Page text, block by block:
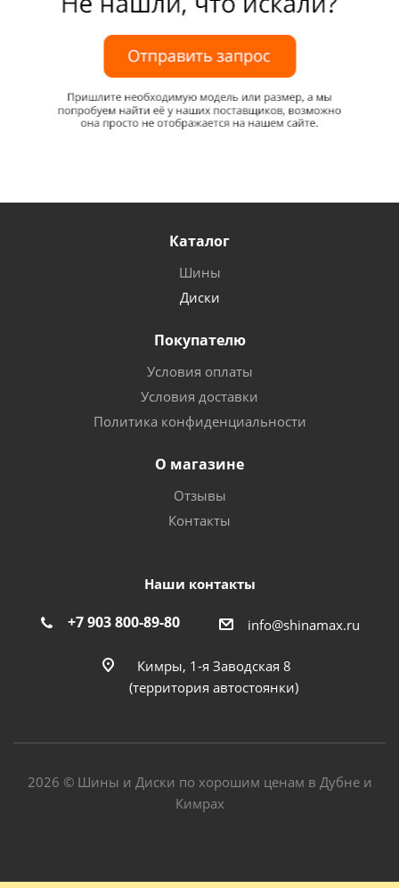
Каталог
Шины
Диски
Покупателю
Условия оплаты
Условия доставки
Политика конфиденциальности
О магазине
Отзывы
Контакты
Наши контакты
+7 903 800-89-80 info@shinamax.ru
Кимры, 1-я Заводская 8
(территория автостоянки)
2026 © Шины и Диски по хорошим ценам в Дубне и
Кимрах